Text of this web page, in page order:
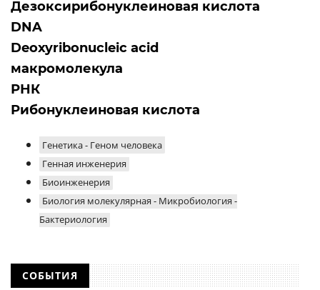
Дезоксирибонуклеиновая кислота
DNA
Deoxyribonucleic acid
макромолекула
РНК
Рибонуклеиновая кислота
Генетика - Геном человека
Генная инженерия
Биоинженерия
Биология молекулярная - Микробиология -
Бактериология
СОБЫТИЯ